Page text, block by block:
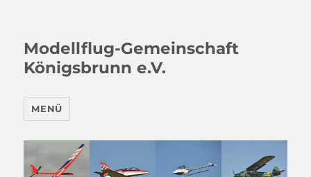
Modellflug-Gemeinschaft
Königsbrunn e.V.
MENÜ